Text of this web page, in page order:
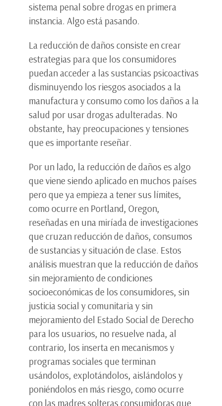
sistema penal sobre drogas en primera
instancia. Algo está pasando.
La reducción de daños consiste en crear
estrategias para que los consumidores
puedan acceder a las sustancias psicoactivas
disminuyendo los riesgos asociados a la
manufactura y consumo como los daños a la
salud por usar drogas adulteradas. No
obstante, hay preocupaciones y tensiones
que es importante reseñar.
Por un lado, la reducción de daños es algo
que viene siendo aplicado en muchos países
pero que ya empieza a tener sus límites,
como ocurre en Portland, Oregon,
reseñadas en una miríada de investigaciones
que cruzan reducción de daños, consumos
de sustancias y situación de clase. Estos
análisis muestran que la reducción de daños
sin mejoramiento de condiciones
socioeconómicas de los consumidores, sin
justicia social y comunitaria y sin
mejoramiento del Estado Social de Derecho
para los usuarios, no resuelve nada, al
contrario, los inserta en mecanismos y
programas sociales que terminan
usándolos, explotándolos, aislándolos y
poniéndolos en más riesgo, como ocurre
con las madres solteras consumidoras que